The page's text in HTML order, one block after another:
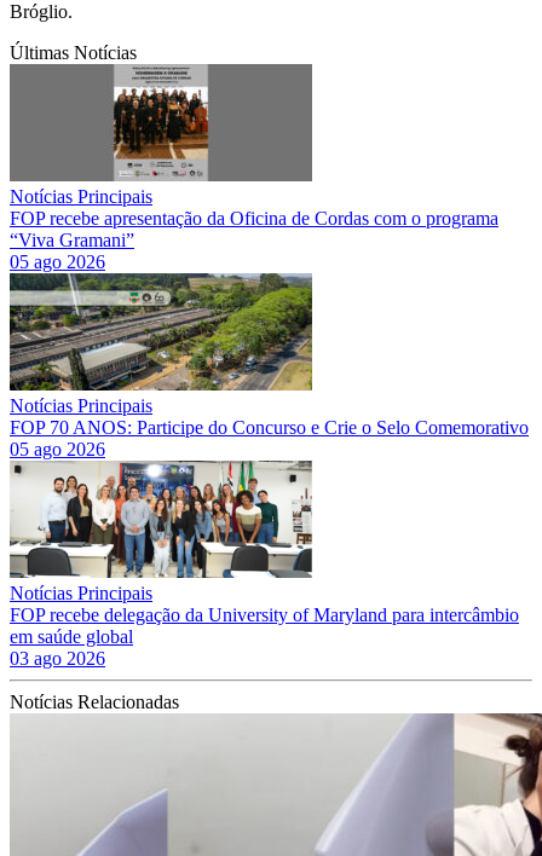
Bróglio.
Últimas Notícias
Notícias Principais
FOP recebe apresentação da Oficina de Cordas com o programa
“Viva Gramani”
05 ago 2026
Notícias Principais
FOP 70 ANOS: Participe do Concurso e Crie o Selo Comemorativo
05 ago 2026
Notícias Principais
FOP recebe delegação da University of Maryland para intercâmbio
em saúde global
03 ago 2026
Notícias Relacionadas